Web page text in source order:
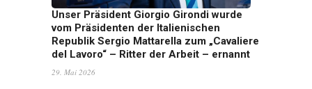
Unser Präsident Giorgio Girondi wurde
vom Präsidenten der Italienischen
Republik Sergio Mattarella zum „Cavaliere
del Lavoro“ – Ritter der Arbeit – ernannt
29. Mai 2026